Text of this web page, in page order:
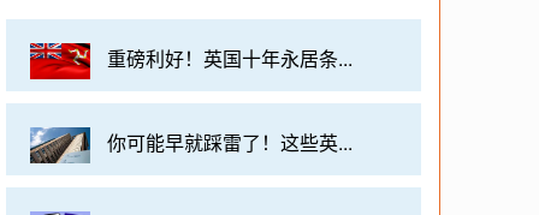
重磅利好！英国十年永居条...
你可能早就踩雷了！这些英...